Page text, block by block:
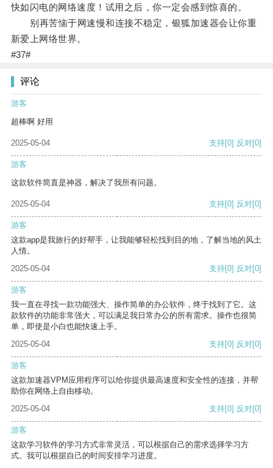
快如闪电的网络速度！试用之后，你一定会感到惊喜的。
别再苦恼于网速慢和连接不稳定，银狐加速器会让你重
新爱上网络世界。
#37#
评论
游客
超棒啊 好用
2025-05-04 支持[0] 反对[0]
游客
这款软件简直是神器，解决了我所有问题。
2025-05-04 支持[0] 反对[0]
游客
这款app是我旅行的好帮手，让我能够轻松找到目的地，了解当地的风土
人情。
2025-05-04
支持[0] 反对[0]
游客
我一直在寻找一款功能强大、操作简单的办公软件，终于找到了它。这
款软件的功能非常强大，可以满足我日常办公的所有需求。操作也很简
单，即使是小白也能快速上手。
2025-05-04
支持[0] 反对[0]
游客
这款加速器VPM应用程序可以给你提供最高速度和安全性的连接，并帮
助你在网络上自由移动。
2025-05-04
支持[0] 反对[0]
游客
这款学习软件的学习方式非常灵活，可以根据自己的需求选择学习方
式。我可以根据自己的时间安排学习进度。